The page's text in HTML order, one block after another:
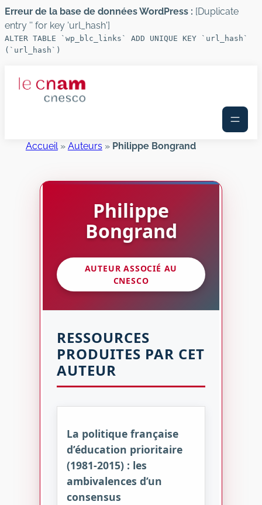
Erreur de la base de données WordPress : [Duplicate
entry '' for key 'url_hash']
ALTER TABLE `wp_blc_links` ADD UNIQUE KEY `url_hash`
(`url_hash`)
Accueil» Auteurs» Philippe Bongrand
Philippe
Bongrand
AUTEUR ASSOCIÉ AU
CNESCO
RESSOURCES
PRODUITES PAR CET
AUTEUR
La politique française
d’éducation prioritaire
(1981-2015) : les
ambivalences d’un
consensus